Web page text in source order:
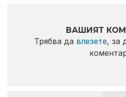
ВАШИЯТ
Трябва да влезете, за